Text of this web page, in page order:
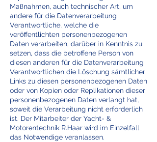
Maßnahmen, auch technischer Art, um
andere für die Datenverarbeitung
Verantwortliche, welche die
veröffentlichten personenbezogenen
Daten verarbeiten, darüber in Kenntnis zu
setzen, dass die betroffene Person von
diesen anderen für die Datenverarbeitung
Verantwortlichen die Löschung sämtlicher
Links zu diesen personenbezogenen Daten
oder von Kopien oder Replikationen dieser
personenbezogenen Daten verlangt hat,
soweit die Verarbeitung nicht erforderlich
ist. Der Mitarbeiter der Yacht- &
Motorentechnik R.Haar wird im Einzelfall
das Notwendige veranlassen.